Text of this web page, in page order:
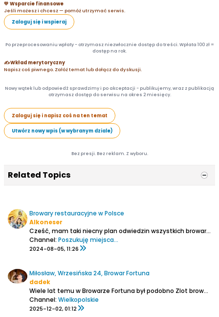
💛 Wsparcie finansowe
Jeśli możesz i chcesz — pomóż utrzymać serwis.
Zaloguj się i wspieraj
Po przeprocesowaniu wpłaty - otrzymasz niezwłocznie dostęp do treści. Wpłata 100 zł =
dostęp na rok.
✍️ Wkład merytoryczny
Napisz coś piwnego. Załóż temat lub dołącz do dyskusji.
Nowy wątek lub odpowiedź sprawdzimy i po akceptacji - publikujemy, wraz z publikacją
otrzymasz dostęp do serwisu na okres 2 miesięcy.
Zaloguj się i napisz coś na ten temat
Utwórz nowy wpis (w wybranym dziale)
Bez presji. Bez reklam. Z wyboru.
Related Topics
Browary restauracyjne w Polsce
Alkoneser
Cześć,mam taki niecny plan odwiedzin wszystkich browarów restauracyjnych w Polsce, tylko problem stanowi ustalenie ich kompletnej listy. Już myślałem, że mi się to udało i takich miejsc jest 109, ale w zeszły weekend byłem w Giżycku i okazało się, że tam również jest minibrowar...
Channel: Poszukuję miejsca...
2024-08-05, 11:26
Miłosław, Wrzesińska 24, Browar Fortuna
dadek
Wiele lat temu w Browarze Fortuna był podobno Zlot browar.biz, jednak na pewno w nim nie uczestniczyłem, więc nie było okazji do zwiedzenia tak zasłużonego browaru. Inna sprawa, że 15-20 lat temu był to jednak dużo mniejszy browar. Gdy 7 lat temu głównym piwowarem został Marcin Ostajewski...
Channel: Wielkopolskie
2025-12-02, 01:12